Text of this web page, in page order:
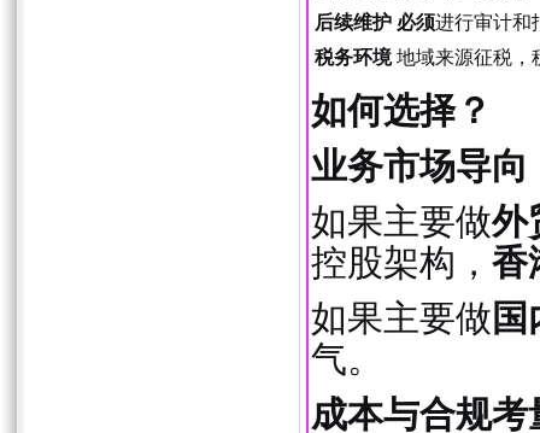
后续维护 必须进行审计和
税务环境 地域来源征税，
如何选择？
业务市场导向
如果主要做外
控股架构， 香
如果主要做
气。
成本与合规考